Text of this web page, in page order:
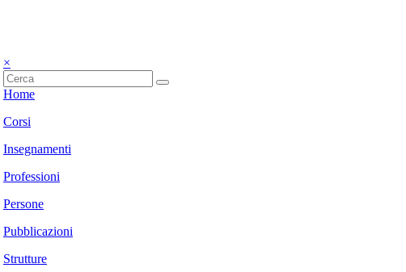
×
Home
Corsi
Insegnamenti
Professioni
Persone
Pubblicazioni
Strutture